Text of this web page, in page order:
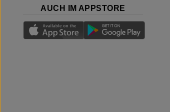
AUCH IM APPSTORE